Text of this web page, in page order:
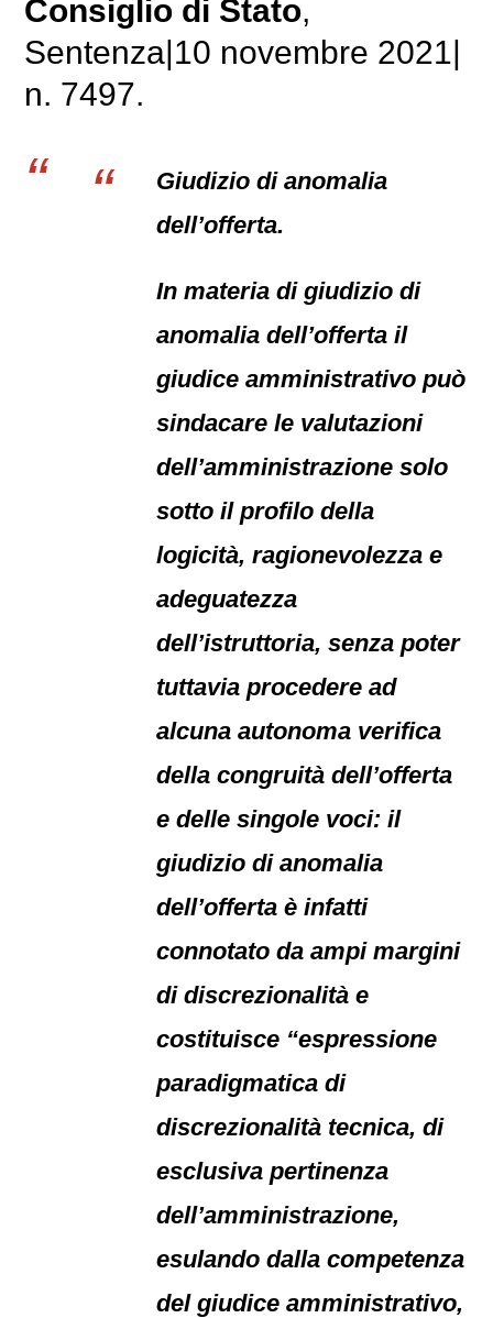
Consiglio di Stato,
Sentenza|10 novembre 2021|
n. 7497.
Giudizio di anomalia
dell’offerta.
In materia di giudizio di
anomalia dell’offerta il
giudice amministrativo può
sindacare le valutazioni
dell’amministrazione solo
sotto il profilo della
logicità, ragionevolezza e
adeguatezza
dell’istruttoria, senza poter
tuttavia procedere ad
alcuna autonoma verifica
della congruità dell’offerta
e delle singole voci: il
giudizio di anomalia
dell’offerta è infatti
connotato da ampi margini
di discrezionalità e
costituisce “espressione
paradigmatica di
discrezionalità tecnica, di
esclusiva pertinenza
dell’amministrazione,
esulando dalla competenza
del giudice amministrativo,